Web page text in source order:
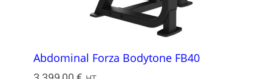
Abdominal Forza Bodytone FB40